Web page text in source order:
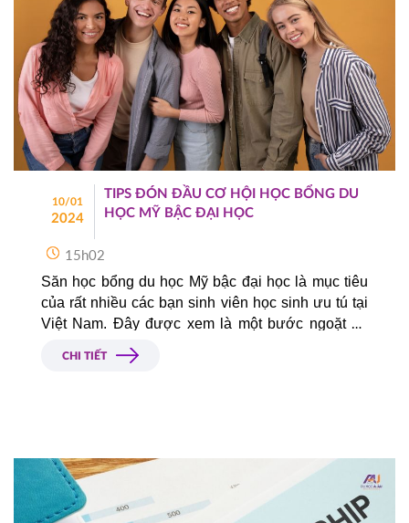
10/01
2024
TIPS ĐÓN ĐẦU CƠ HỘI HỌC BỔNG DU
HỌC MỸ BẬC ĐẠI HỌC
15h02
Săn học bổng du học Mỹ bậc đại học là mục tiêu
của rất nhiều các bạn sinh viên học sinh ưu tú tại
Việt Nam. Đây được xem là một bước ngoặt để
các em khẳng định chính mình, theo đuổi ước mơ
và giảm gánh nặng nỗi lo tài chính trong suốt quá
CHI TIẾT